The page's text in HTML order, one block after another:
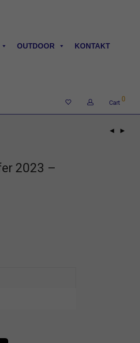
OUTDOOR KONTAKT
Cart 0
2023 –